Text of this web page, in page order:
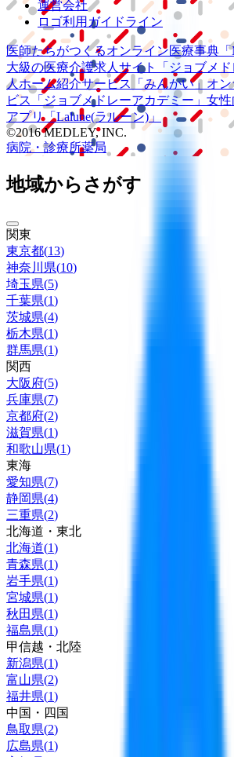
運営会社
ロゴ利用ガイドライン
医師たちがつくるオンライン医療事典
大級の医療介護求人サイト 「ジョブメ
人ホーム紹介サービス
「みんかい」 オ
ビス
「ジョブメドレーアカデミー」 女性
アプリ「Lalune(ラルーン)」
©2016 MEDLEY, INC.
病院・診療所薬局
地域からさがす
関東
東京都(13)
神奈川県(10)
埼玉県(5)
千葉県(1)
茨城県(4)
栃木県(1)
群馬県(1)
関西
大阪府(5)
兵庫県(7)
京都府(2)
滋賀県(1)
和歌山県(1)
東海
愛知県(7)
静岡県(4)
三重県(2)
北海道・東北
北海道(1)
青森県(1)
岩手県(1)
宮城県(1)
秋田県(1)
福島県(1)
甲信越・北陸
新潟県(1)
富山県(2)
福井県(1)
中国・四国
鳥取県(2)
広島県(1)